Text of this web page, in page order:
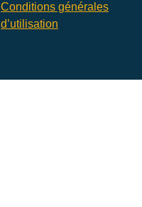
Conditions générales
d’utilisation